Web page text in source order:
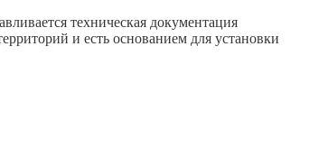
техническая документация
и есть основанием для установки